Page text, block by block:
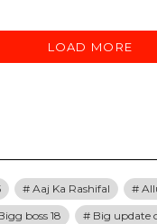
LOAD MORE
Aaj Ka Rashifal
boss 18
Big update